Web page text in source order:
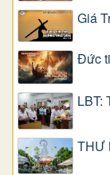
Giá
Đức
LBT:
THƯ